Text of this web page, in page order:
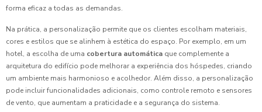
forma eficaz a todas as demandas.
Na prática, a personalização permite que os clientes escolham materiais,
cores e estilos que se alinhem à estética do espaço. Por exemplo, em um
hotel, a escolha de uma cobertura automática que complemente a
arquitetura do edifício pode melhorar a experiência dos hóspedes, criando
um ambiente mais harmonioso e acolhedor. Além disso, a personalização
pode incluir funcionalidades adicionais, como controle remoto e sensores
de vento, que aumentam a praticidade e a segurança do sistema.